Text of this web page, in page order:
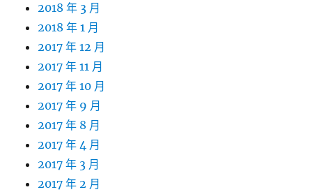
2018 年 3 月
2018 年 1 月
2017 年 12 月
2017 年 11 月
2017 年 10 月
2017 年 9 月
2017 年 8 月
2017 年 4 月
2017 年 3 月
2017 年 2 月